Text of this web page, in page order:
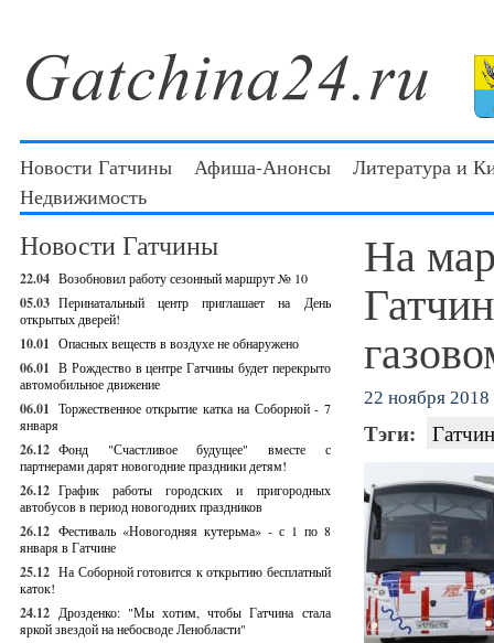
Новости Гатчины Афиша-Анонсы
Литература и
Недвижимость
Новости Гатчины
22.04 Возобновил работу сезонный маршрут № 10
05.03 Перинатальный центр приглашает на День
открытых дверей!
10.01 Опасных веществ в воздухе не обнаружено
06.01 В Рождество в центре Гатчины будет перекрыто
автомобильное движение
06.01 Торжественное открытие катка на Соборной - 7
января
26.12 Фонд "Счастливое будущее" вместе с
партнерами дарят новогодние праздники детям!
26.12 График работы городских и пригородных
автобусов в период новогодних праздников
26.12 Фестиваль «Новогодняя кутерьма» - с 1 по 8
января в Гатчине
25.12 На Соборной готовится к открытию бесплатный
каток!
24.12 Дрозденко: "Мы хотим, чтобы Гатчина стала
яркой звездой на небосводе Ленобласти"
На
22 ноября 2018
Тэги: